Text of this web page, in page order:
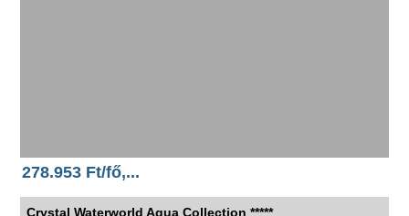
278.953 Ft/fő,...
Crystal Waterworld Aqua Collection *****